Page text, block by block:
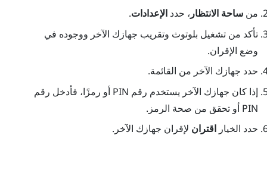
من ساحة الانتظار ، حدد الإعدادات.
تأكد من تشغيل بلوتوث وتقريب جهازك الآخر ووجوده في
وضع الإقران.
حدد جهازك الآخر من القائمة.
إذا كان جهازك الآخر يستخدم رقم PIN أو رمزًا، فأدخل رقم
PIN أو تحقق من صحة الرمز.
حدد الخيار اقتران لإقران جهازك الآخر.